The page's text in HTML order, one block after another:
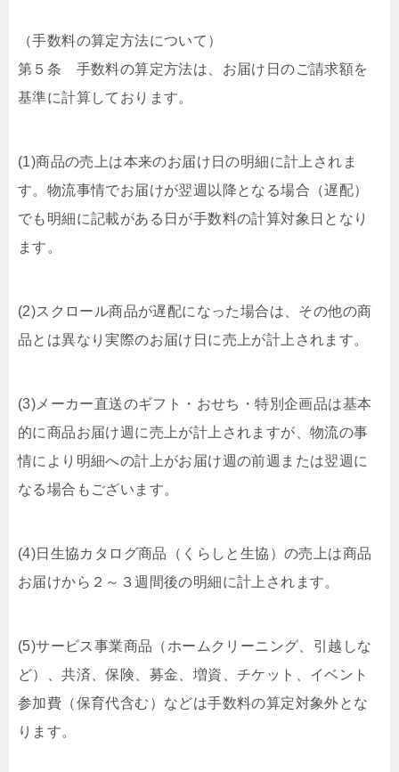
（手数料の算定方法について）
第５条 手数料の算定方法は、お届け日のご請求額を
基準に計算しております。
(1)商品の売上は本来のお届け日の明細に計上されま
す。物流事情でお届けが翌週以降となる場合（遅配）
でも明細に記載がある日が手数料の計算対象日となり
ます。
(2)スクロール商品が遅配になった場合は、その他の商
品とは異なり実際のお届け日に売上が計上されます。
(3)メーカー直送のギフト・おせち・特別企画品は基本
的に商品お届け週に売上が計上されますが、物流の事
情により明細への計上がお届け週の前週または翌週に
なる場合もございます。
(4)日生協カタログ商品（くらしと生協）の売上は商品
お届けから２～３週間後の明細に計上されます。
(5)サービス事業商品（ホームクリーニング、引越しな
ど）、共済、保険、募金、増資、チケット、イベント
参加費（保育代含む）などは手数料の算定対象外とな
ります。